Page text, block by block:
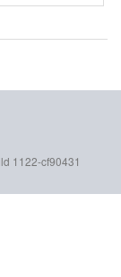
1122-cf90431